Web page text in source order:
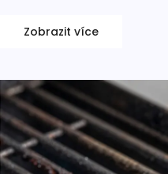
Zobrazit více